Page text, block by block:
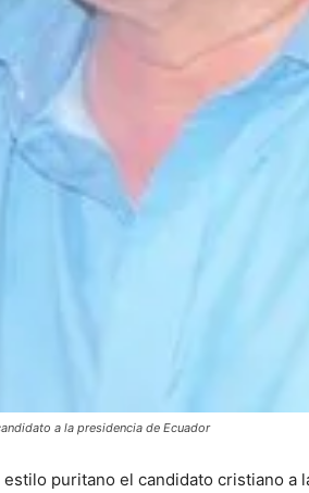
a la presidencia de Ecuador
puritano el candidato cristiano a